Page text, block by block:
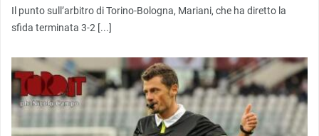
Il punto sull’arbitro di Torino-Bologna, Mariani, che ha diretto la
sfida terminata 3-2 [...]